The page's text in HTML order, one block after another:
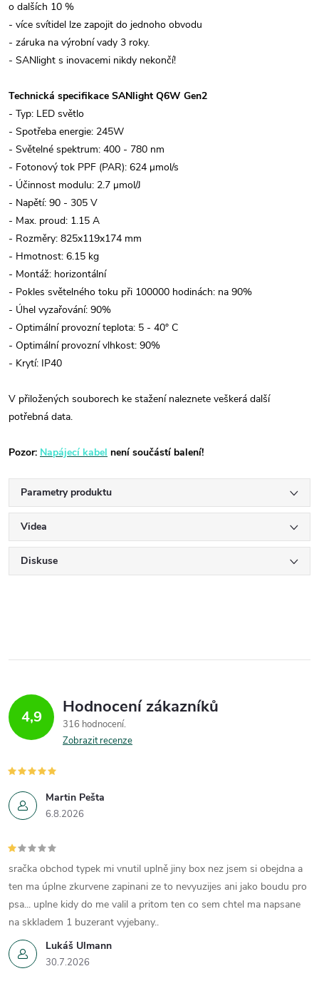
o dalších 10 %
- více svítidel lze zapojit do jednoho obvodu
- záruka na výrobní vady 3 roky.
- SANlight s inovacemi nikdy nekončí!
Technická specifikace SANlight Q6W Gen2
- Typ: LED světlo
- Spotřeba energie: 245W
- Světelné spektrum: 400 - 780 nm
- Fotonový tok PPF (PAR): 624 μmol/s
- Účinnost modulu: 2.7 μmol/J
- Napětí: 90 - 305 V
- Max. proud: 1.15 A
- Rozměry: 825x119x174 mm
- Hmotnost: 6.15 kg
- Montáž: horizontální
- Pokles světelného toku při 100000 hodinách: na 90%
- Úhel vyzařování: 90%
- Optimální provozní teplota: 5 - 40° C
- Optimální provozní vlhkost: 90%
- Krytí: IP40
V přiložených souborech ke stažení naleznete veškerá další
potřebná data.
Pozor: Napájecí kabel není součástí balení!
Parametry produktu
Videa
Diskuse
4,9 Hodnocení zákazníků
316 hodnocení
Zobrazit recenze
Martin Pešta
6.8.2026
Lukáš Ulmann
30.7.2026
sračka obchod typek mi vnutil uplně jiny box nez jsem si obejdna a
ten ma úplne zkurvene zapinani ze to nevyuzijes ani jako boudu pro
psa... uplne kidy do me valil a pritom ten co sem chtel ma napsane
na skkladem 1 buzerant vyjebany..